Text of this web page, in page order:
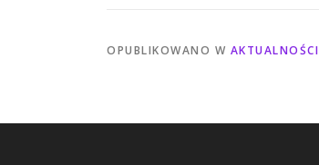
OPUBLIKOWANO W AKTUALNOŚCI